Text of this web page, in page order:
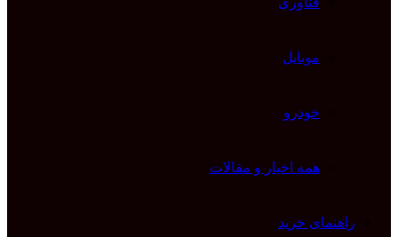
موبایل
خودرو
همه اخبار و مقالات
راهنمای خرید